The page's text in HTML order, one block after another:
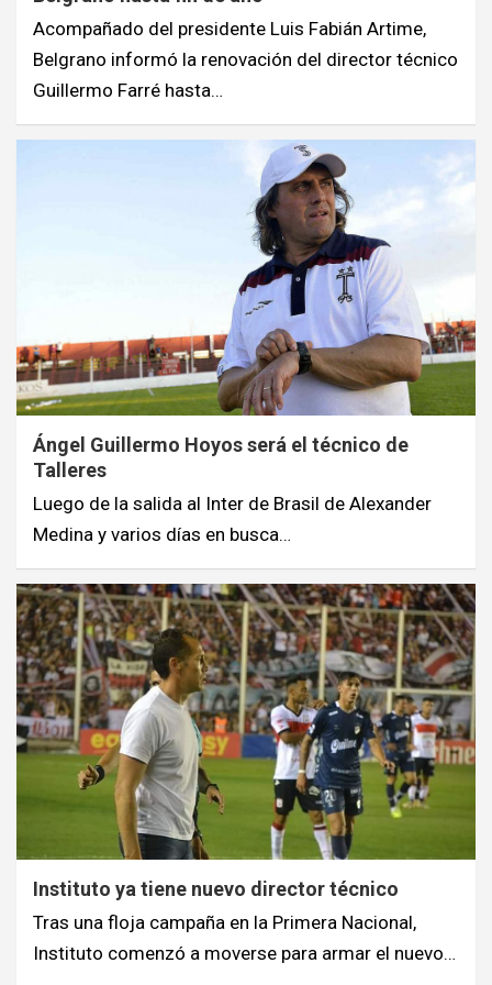
Acompañado del presidente Luis Fabián Artime,
Belgrano informó la renovación del director técnico
Guillermo Farré hasta…
Ángel Guillermo Hoyos será el técnico de
Talleres
Luego de la salida al Inter de Brasil de Alexander
Medina y varios días en busca…
Instituto ya tiene nuevo director técnico
Tras una floja campaña en la Primera Nacional,
Instituto comenzó a moverse para armar el nuevo…